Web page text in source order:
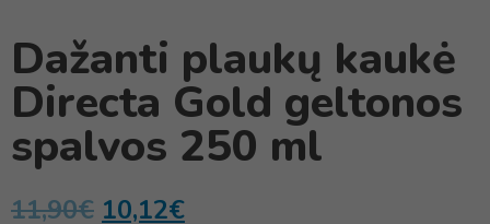
Dažanti plaukų kaukė
Directa Gold geltonos
spalvos 250 ml
11,90€ 10,12€